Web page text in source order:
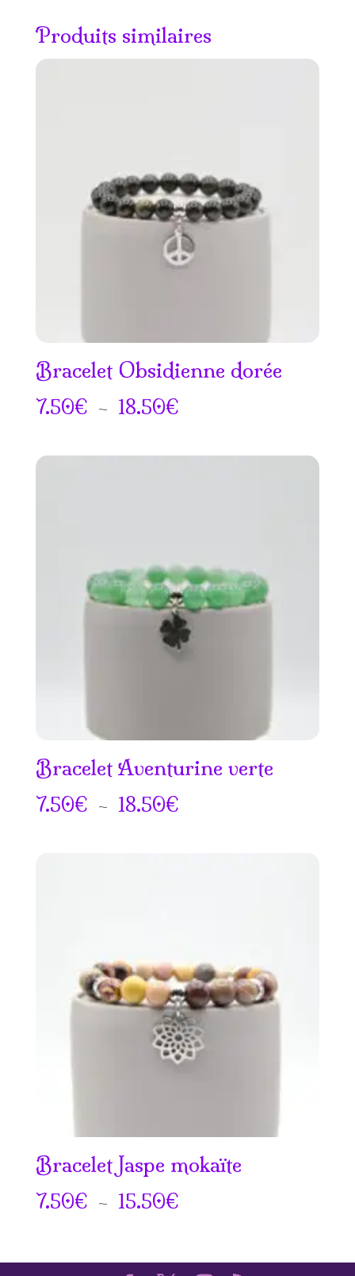
Produits similaires
Bracelet Obsidienne dorée
7.50€ – 18.50€Plage
18.50€
Bracelet Aventurine verte
7.50€ – 18.50€Plage
18.50€
Bracelet Jaspe mokaïte
7.50€ – 15.50€Plage
prix :